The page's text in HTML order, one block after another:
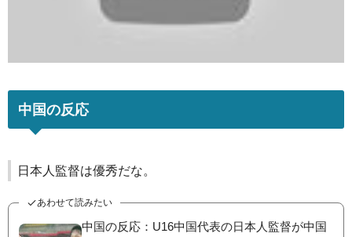
中国の反応
日本人監督は優秀だな。
あわせて読みたい
中国の反応：U16中国代表の日本人監督が中国